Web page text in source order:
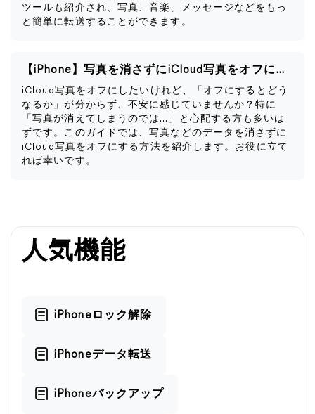
ツールも紹介され、写真、音楽、メッセージなどをもっ
と簡単に転送することができます。
【iPhone】写真を消さずにiCloud写真をオフにする方法
iCloud写真をオフにしたいけれど、「オフにするとどう
なるか」が分からず、不安に感じていませんか？特に
「写真が消えてしまうのでは…」と心配する方も多いは
ずです。このガイドでは、写真などのデータを消さずに
iCloud写真をオフにする方法を紹介します。お役に立て
れば幸いです。
人気機能
iPhoneロック解除
iPhoneデータ転送
iPhoneバックアップ